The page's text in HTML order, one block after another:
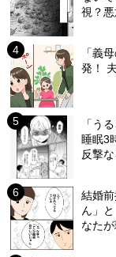
視？
「義
発！
「う
睡眠3
反撃
結婚
ん」
なた